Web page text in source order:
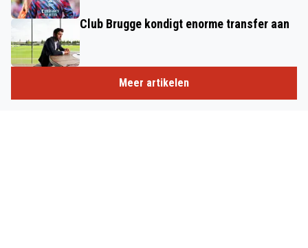
Club Brugge kondigt enorme transfer aan
Meer artikelen